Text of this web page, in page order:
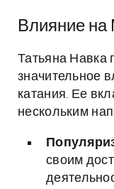
Влияние на
Татьяна Навка
значительное
катания. Ее
нескольким
своим